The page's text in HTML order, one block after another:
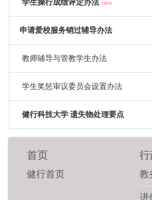
学生操行成绩评定办法
申请爱校服务销过辅导办法
教师辅导与管教学生办法
学生奖惩审议委员会设置办法
健行科技大学 遗失物处理要点
首页
健行首页 教
进